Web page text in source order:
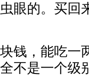
眼的。买回
钱，能吃一
不是一个级